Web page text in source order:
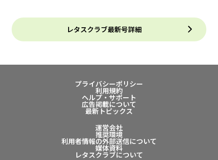
レタスクラブ最新号詳細
プライバシーポリシー
利用規約
ヘルプ・サポート
広告掲載について
最新トピックス
運営会社
推奨環境
利用者情報の外部送信について
媒体資料
レタスクラブについて